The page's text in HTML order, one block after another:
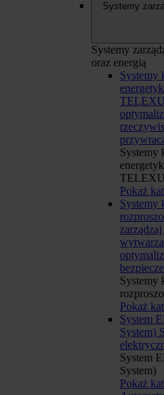
Systemy
Systemy
oraz energią
Pokaż
Systemy
Systemy
Pokaż
System
System)
System
System)
Pokaż